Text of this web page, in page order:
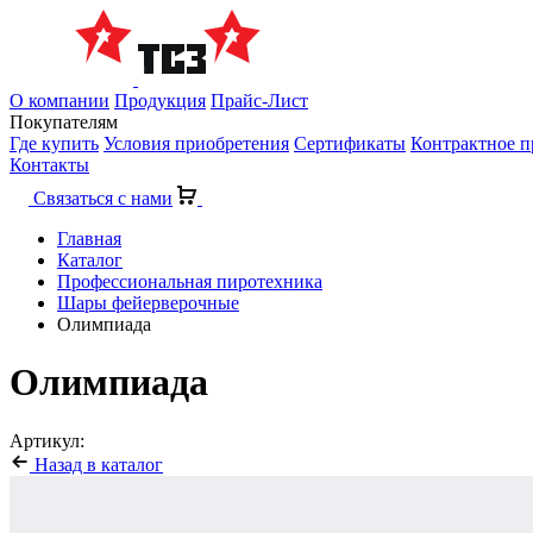
О компании Продукция Прайс-Лист
Покупателям
Где купить Условия приобретения Сертификаты Контрактное
Контакты
Связаться с нами
Главная
Каталог
Профессиональная пиротехника
Шары фейерверочные
Олимпиада
Олимпиада
Артикул:
Назад в каталог